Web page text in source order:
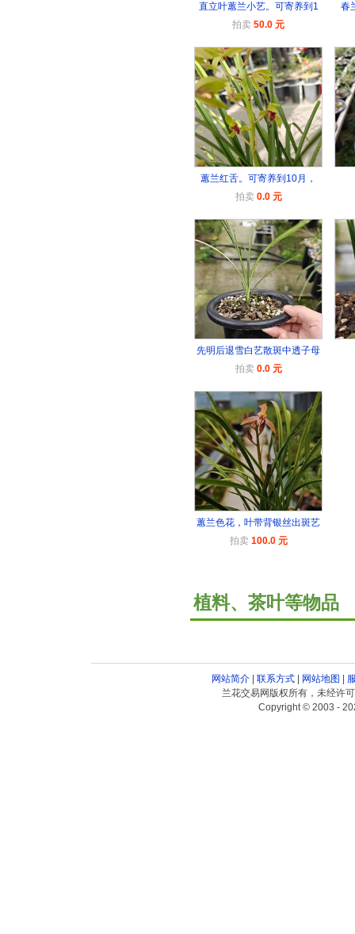
直立叶蕙兰小艺。可寄养到1
拍卖 50.0 元
春
蕙兰红舌。可寄养到10月，
拍卖 0.0 元
先明后退雪白艺散斑中透子母
拍卖 0.0 元
蕙兰色花，叶带背银丝出斑艺
拍卖 100.0 元
植料、茶叶等物品
网站简介| 联系方式| 网站地图 |
兰花交易网版权所有，未经许
Copyright © 2003 -